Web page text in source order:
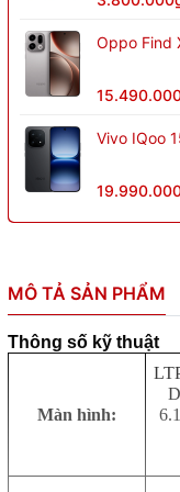
Oppo Find
Vivo IQoo
MÔ TẢ SẢN PHẨM
Thông số kỹ thuật
Màn hình: